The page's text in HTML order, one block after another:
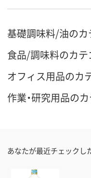
基礎調味料/油のカ
食品/調味料のカテ
オフィス用品のカ
作業・研究用品の
あなたが最近チェックし